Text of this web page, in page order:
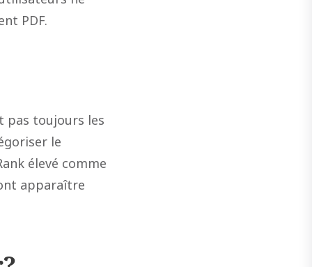
PDF.
pas toujours les
le
élevé comme
apparaître